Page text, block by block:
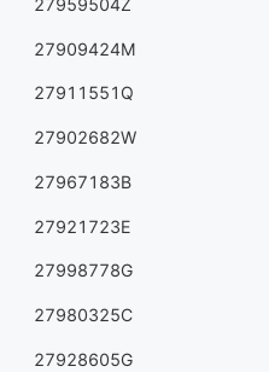
27909424M
27911551Q
27902682W
27967183B
27921723E
27998778G
27980325C
27928605G